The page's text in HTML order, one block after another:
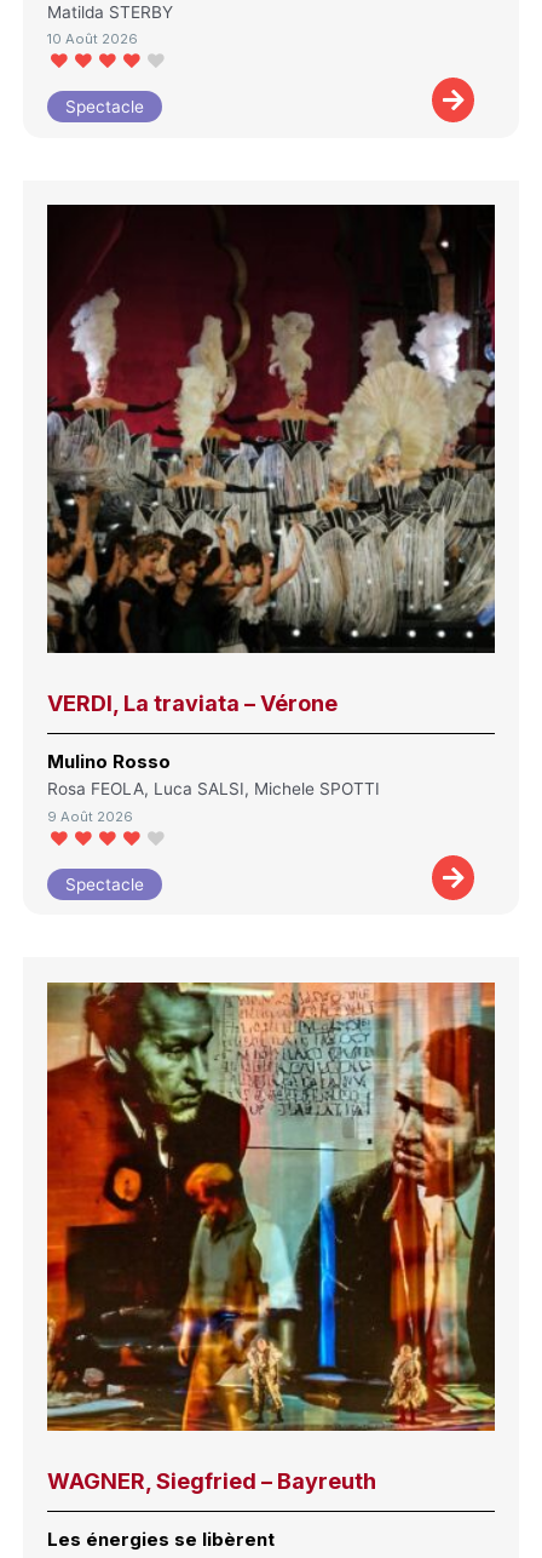
Matilda STERBY
10 Août 2026
Spectacle
VERDI, La traviata – Vérone
Mulino Rosso
Rosa FEOLA, Luca SALSI, Michele SPOTTI
9 Août 2026
Spectacle
WAGNER, Siegfried – Bayreuth
Les énergies se libèrent